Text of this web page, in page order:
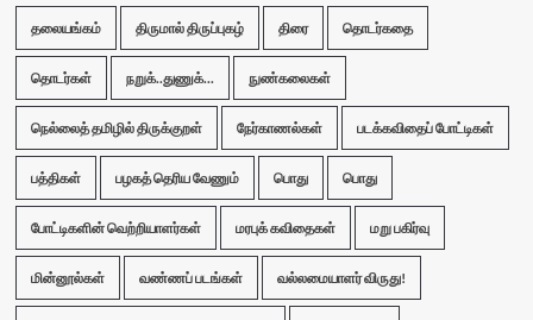
தலையங்கம் திருமால் திருப்புகழ் திரை தொடர்கதை
தொடர்கள் நறுக்..துணுக்... நுண்கலைகள்
நெல்லைத் தமிழில் திருக்குறள் நேர்காணல்கள் படக்கவிதைப் போட்டிகள்
பத்திகள் பழகத் தெரிய வேணும் பொது பொது
போட்டிகளின் வெற்றியாளர்கள் மரபுக் கவிதைகள் மறு பகிர்வு
மின்னூல்கள் வண்ணப் படங்கள் வல்லமையாளர் விருது!